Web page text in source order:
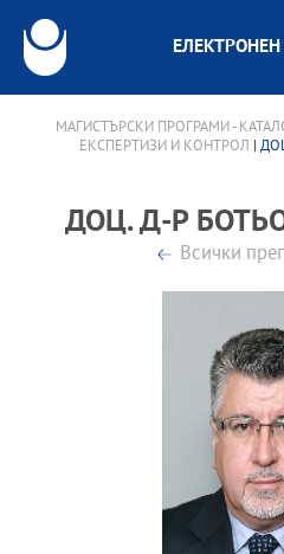
МАГИСТЪРСКИ ПРОГРАМИ -
ЕКСПЕРТИЗИ И КОНТРОЛ |
ДОЦ. Д-Р
Всички